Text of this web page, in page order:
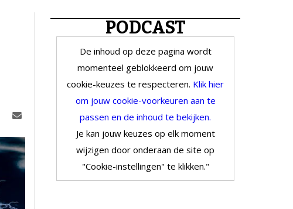
PODCAST
De inhoud op deze pagina wordt
momenteel geblokkeerd om jouw
cookie-keuzes te respecteren. Klik hier
om jouw cookie-voorkeuren aan te
passen en de inhoud te bekijken.
Je kan jouw keuzes op elk moment
wijzigen door onderaan de site op
"Cookie-instellingen" te klikken."